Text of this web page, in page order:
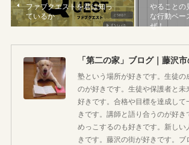
ファブクエストを君は知っ
ているか
やることの
な行動ベー
ぜ！
塾という場所が好きです。生徒の
のが好きです。生徒や保護者と未
好きです。合格や目標を達成して
きです。講師と語り合うのが好き
めっこするのも好きです。新しい
きです。藤沢の街が好きです。